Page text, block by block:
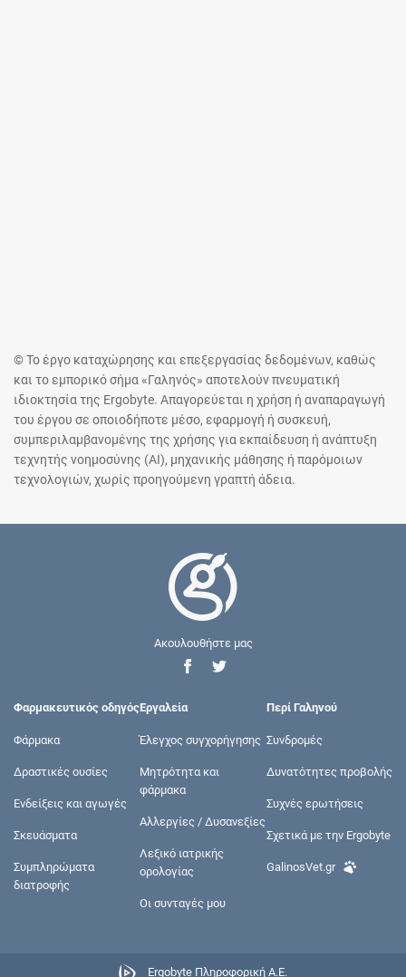
© Το έργο καταχώρησης και επεξεργασίας δεδομένων, καθώς
και το εμπορικό σήμα «Γαληνός» αποτελούν πνευματική
ιδιοκτησία της Ergobyte. Απαγορεύεται η χρήση ή αναπαραγωγή
του έργου σε οποιοδήποτε μέσο, εφαρμογή ή συσκευή,
συμπεριλαμβανομένης της χρήσης για εκπαίδευση ή ανάπτυξη
τεχνητής νοημοσύνης (AI), μηχανικής μάθησης ή παρόμοιων
τεχνολογιών, χωρίς προηγούμενη γραπτή άδεια.
Ακουλουθήστε μας
Φαρμακευτικός οδηγός
Φάρμακα
Δραστικές ουσίες
Ενδείξεις και αγωγές
Σκευάσματα
Συμπληρώματα
διατροφής
Εργαλεία
Έλεγχος συγχορήγησης
Μητρότητα και
φάρμακα
Αλλεργίες / Δυσανεξίες
Λεξικό ιατρικής
ορολογίας
Οι συνταγές μου
Περί Γαληνού
Συνδρομές
Δυνατότητες προβολής
Συχνές ερωτήσεις
Σχετικά με την Ergobyte
GalinosVet.gr
Ergobyte Πληροφορική Α.Ε.